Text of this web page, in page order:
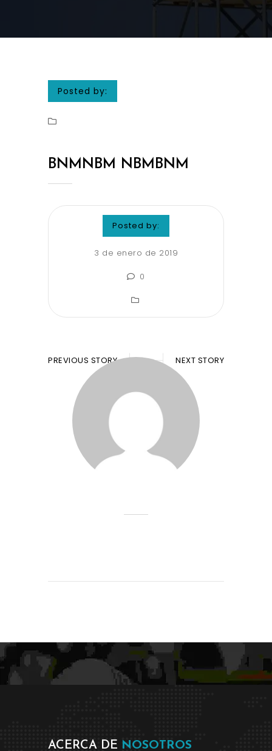
Posted by:
BNMNBM NBMBNM
Posted by:
3 de enero de 2019
0
PREVIOUS STORY NEXT STORY
ACERCA DE NOSOTROS